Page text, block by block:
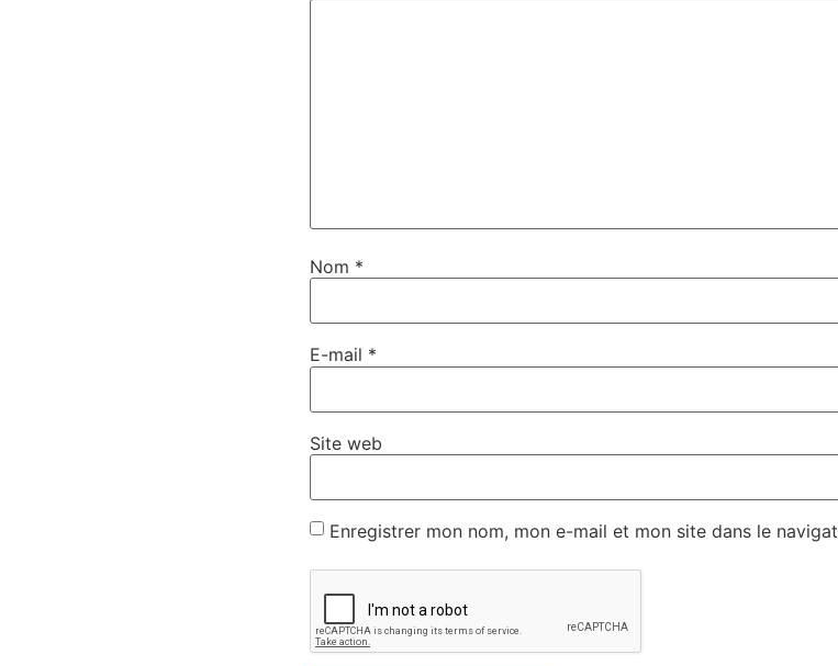
Nom *
E-mail *
Site web
Enregistrer mon nom, mon e-mail et mon site dans le